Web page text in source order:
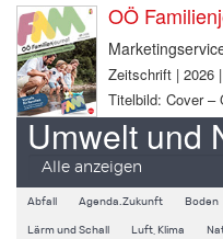
OÖ
Zeitschrift | 2026
Titelbild: Cover –
Umwelt und
Alle anzeigen
Abfall Agenda.Zukunft Boden
Lärm und Schall Luft, Klima